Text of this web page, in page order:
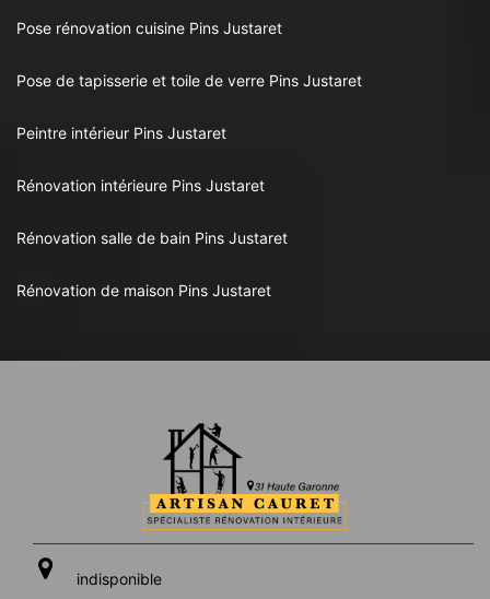
Pose rénovation cuisine Pins Justaret
Pose de tapisserie et toile de verre Pins Justaret
Peintre intérieur Pins Justaret
Rénovation intérieure Pins Justaret
Rénovation salle de bain Pins Justaret
Rénovation de maison Pins Justaret
indisponible